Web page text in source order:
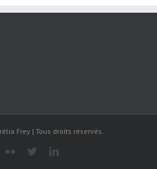
Frey | Tous droits réservés.